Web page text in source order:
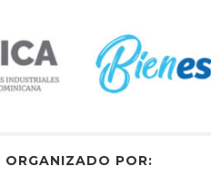
ORGANIZADO POR:​